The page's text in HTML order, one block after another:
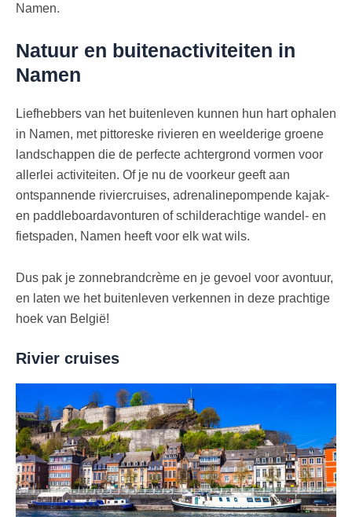
Namen.
Natuur en buitenactiviteiten in
Namen
Liefhebbers van het buitenleven kunnen hun hart ophalen
in Namen, met pittoreske rivieren en weelderige groene
landschappen die de perfecte achtergrond vormen voor
allerlei activiteiten. Of je nu de voorkeur geeft aan
ontspannende riviercruises, adrenalinepompende kajak-
en paddleboardavonturen of schilderachtige wandel- en
fietspaden, Namen heeft voor elk wat wils.
Dus pak je zonnebrandcrème en je gevoel voor avontuur,
en laten we het buitenleven verkennen in deze prachtige
hoek van België!
Rivier cruises